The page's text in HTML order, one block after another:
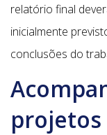
relatório final
inicialmente
conclusões do
projetos